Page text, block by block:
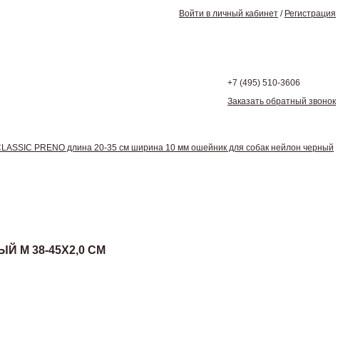
Войти в личный кабинет / Регистрация
+7 (495) 510-3606
Заказать обратный звонок
PRENO длина 20-35 см ширина 10 мм ошейник для собак нейлон черный
М 38-45Х2,0 СМ